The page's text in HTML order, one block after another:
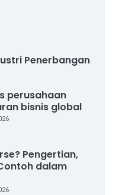
Penerbangan
perusahaan
bisnis global
Pengertian,
dalam